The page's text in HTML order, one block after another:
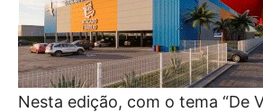
Nesta edição, com o tema “De